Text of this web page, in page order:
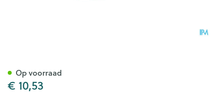
€ 10,53
Op voorraad